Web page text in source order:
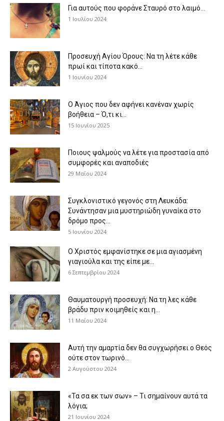
Για αυτούς που φοράνε Σταυρό στο λαιμό…
1 Ιουλίου 2024
Προσευχή Αγίου Όρους: Να τη λέτε κάθε
πρωί και τίποτα κακό...
1 Ιουνίου 2024
Ο Άγιος που δεν αφήνει κανέναν χωρίς
βοήθεια – Ό,τι κι...
15 Ιουνίου 2025
Ποιους ψαλμούς να λέτε για προστασία από
συμφορές και αναποδιές
29 Μαΐου 2024
Συγκλονιστικό γεγονός στη Λευκάδα:
Συνάντησαν μια μυστηριώδη γυναίκα στο
δρόμο προς...
5 Ιουνίου 2024
Ο Χριστός εμφανίστηκε σε μια αγιασμένη
γιαγιούλα και της είπε με...
6 Σεπτεμβρίου 2024
Θαυματουργή προσευχή: Να τη λες κάθε
βράδυ πριν κοιμηθείς και η...
11 Μαΐου 2024
Αυτή την αμαρτία δεν θα συγχωρήσει ο Θεός
ούτε στον τωρινό...
2 Αυγούστου 2024
«Τα σα εκ των σων» – Τι σημαίνουν αυτά τα
λόγια;
21 Ιουνίου 2024